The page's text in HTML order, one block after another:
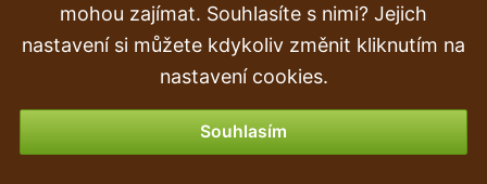
Objednávka
mohou zajímat. Souhlasíte s nimi? Jejich
nastavení si můžete kdykoliv změnit kliknutím na
nastavení cookies.
Souhlasím